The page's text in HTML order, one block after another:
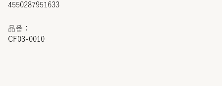
4550287951633
品番：
CF03-0010